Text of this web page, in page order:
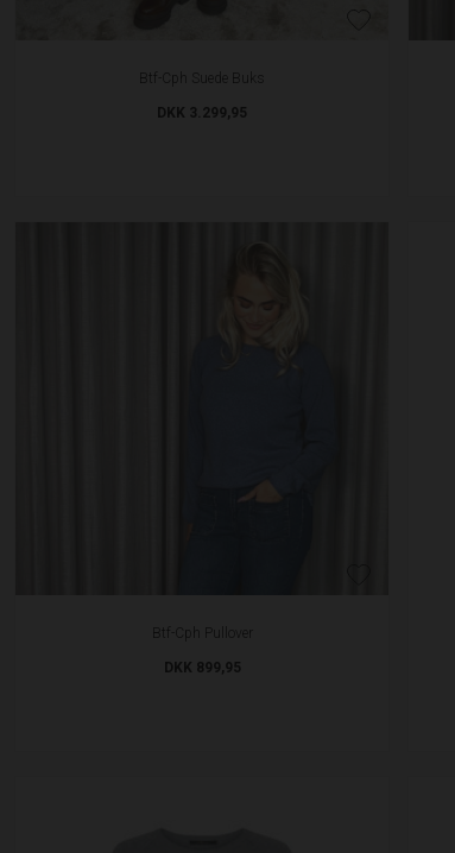
Btf-Cph Suede Buks
DKK 3.299,95
Btf-Cph Pullover
DKK 899,95